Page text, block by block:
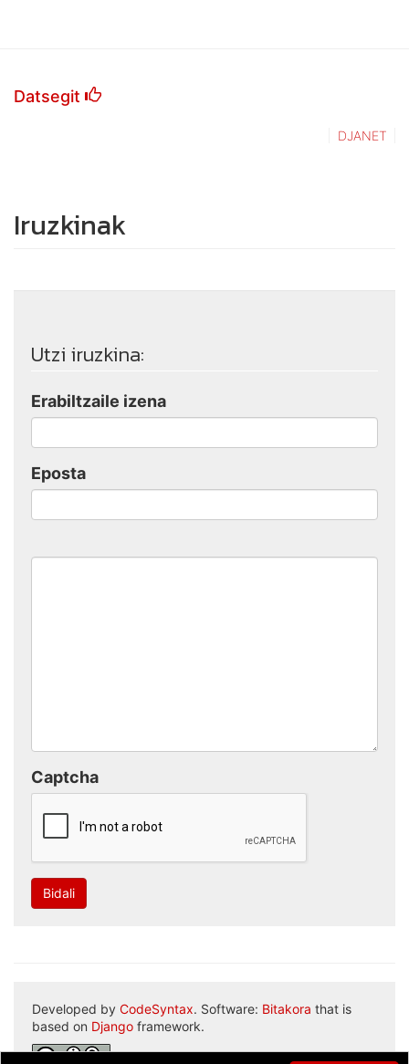
Datsegit
DJANET
Iruzkinak
Utzi iruzkina:
Erabiltzaile izena
Eposta
Captcha
Bidali
Developed by CodeSyntax. Software: Bitakora that is
based on Django framework.